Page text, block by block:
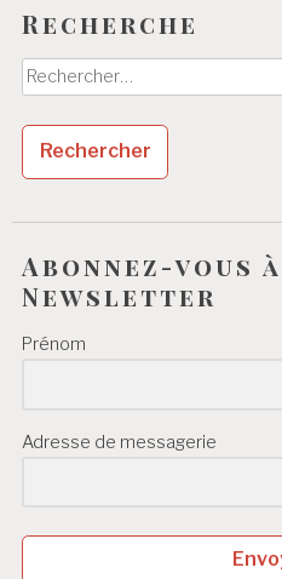
Recherche
Rechercher :
Abonnez-vous
Newsletter
Prénom
Adresse de messagerie